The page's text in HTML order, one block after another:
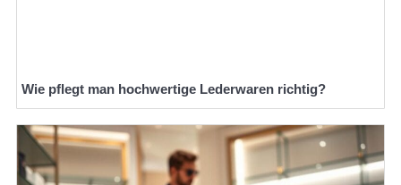
Wie pflegt man hochwertige Lederwaren richtig?